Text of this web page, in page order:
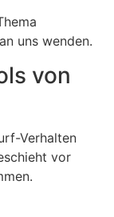
uns wenden.
von
Verhalten
vor